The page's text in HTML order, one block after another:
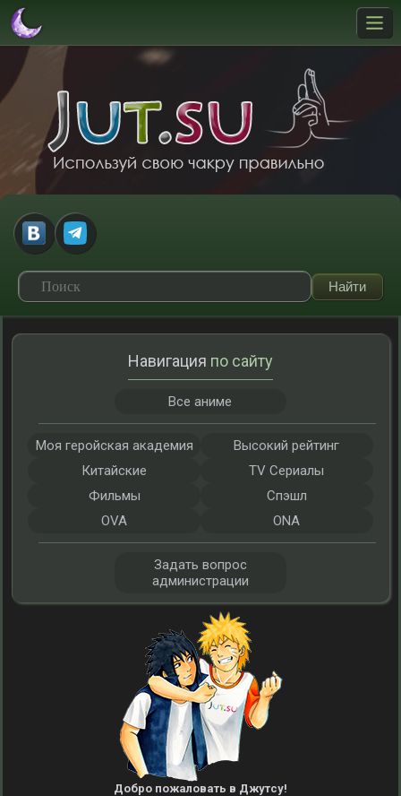
Добро пожаловать в Джутсу!
Навигация по сайту
Все аниме
Моя геройская академия
Высокий рейтинг
Китайские
TV Сериалы
Фильмы
Спэшл
OVA
ONA
Задать вопрос
администрации